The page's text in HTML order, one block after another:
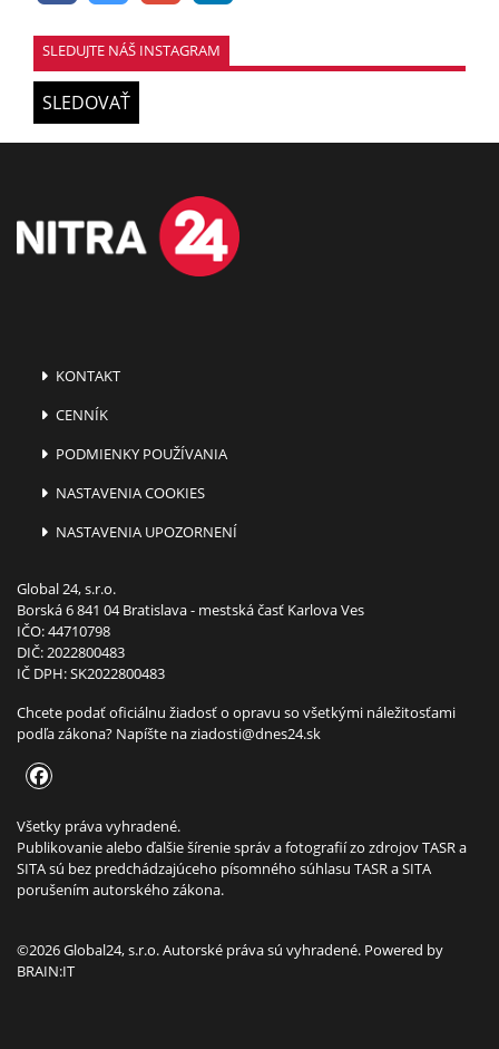
SLEDUJTE NÁŠ INSTAGRAM
SLEDOVAŤ
KONTAKT
CENNÍK
PODMIENKY POUŽÍVANIA
NASTAVENIA COOKIES
NASTAVENIA UPOZORNENÍ
Global 24, s.r.o.
Borská 6 841 04 Bratislava - mestská časť Karlova Ves
IČO: 44710798
DIČ: 2022800483
IČ DPH: SK2022800483
Chcete podať oficiálnu žiadosť o opravu so všetkými náležitosťami
podľa zákona? Napíšte naziadosti@dnes24.sk
Všetky práva vyhradené.
Publikovanie alebo ďalšie šírenie správ a fotografií zo zdrojov TASR a
SITA sú bez predchádzajúceho písomného súhlasu TASR a SITA
porušením autorského zákona.
©2026 Global24, s.r.o. Autorské práva sú vyhradené. Powered by
BRAIN:IT